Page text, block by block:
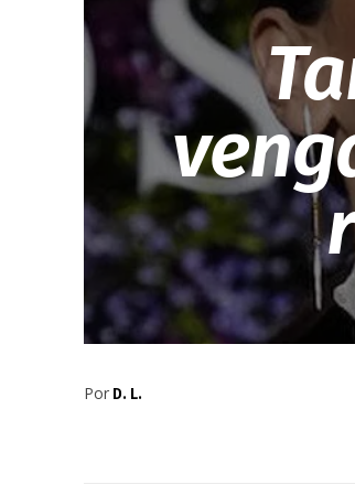
Por D. L.